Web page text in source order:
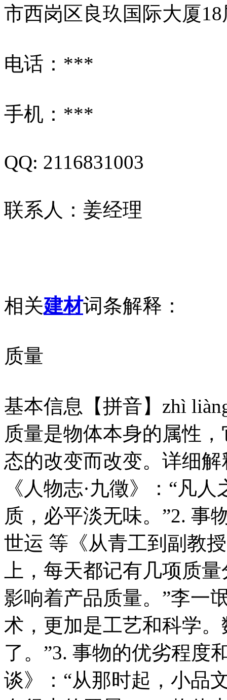
市西岗区良玖国际大厦18
电话：***
手机：***
QQ: 2116831003
联系人：姜经理
相关建材词条解释：
质量
基本信息【拼音】zhì
质量是物体本身的属性
态的改变而改变。详细
《人物志·九徵》：“凡
质，必平淡无味。”2. 事
世运 等《从青工到副教
上，每天都记有几项质
影响着产品质量。”李一
术，更加是工艺和科学
了。”3. 事物的优劣程度
谈》：“从那时起，小品